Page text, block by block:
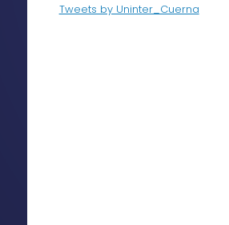
Tweets by Uninter_Cuerna